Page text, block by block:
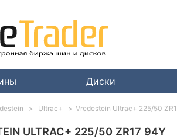
Диски
ULTRAC+ 225/50 ZR17 94Y
Ultrac+ Vredestein Ultrac+ 225/50